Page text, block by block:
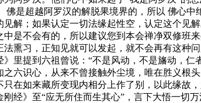
佛是超越阿罗汉的解脱果境界的，所以 佛心
见解；如果认定一切法缘起性空，认定这个见
中是不会有的，所以建议您到本会禅净双修班
熏习，正知见就可以发起，就不会再有这种问
提到六祖曾说：“不是风动，不是旛动，仁
识心，从来不曾接触外尘境，唯在胜义根头
在如来藏所变现内相分上作了别，以此缘故
经》至“应无所住而生其心”，言下大悟一切